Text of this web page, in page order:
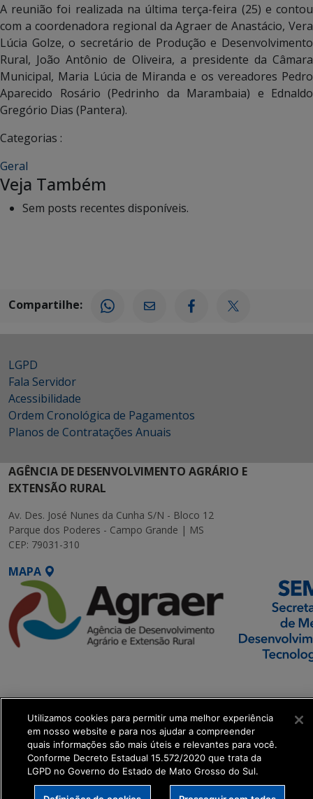
A reunião foi realizada na última terça-feira (25) e contou
com a coordenadora regional da Agraer de Anastácio, Vera
Lúcia Golze, o secretário de Produção e Desenvolvimento
Rural, João Antônio de Oliveira, a presidente da Câmara
Municipal, Maria Lúcia de Miranda e os vereadores Pedro
Aparecido Rosário (Pedrinho da Marambaia) e Ednaldo
Gregório Dias (Pantera).
Categorias :
Geral
Veja Também
Sem posts recentes disponíveis.
Compartilhe:
LGPD
Fala Servidor
Acessibilidade
Ordem Cronológica de Pagamentos
Planos de Contratações Anuais
AGÊNCIA DE DESENVOLVIMENTO AGRÁRIO E
EXTENSÃO RURAL
Av. Des. José Nunes da Cunha S/N - Bloco 12
Parque dos Poderes - Campo Grande | MS
CEP: 79031-310
MAPA
Executiva de
Transformação Digital
get_footer();
Utilizamos cookies para permitir uma melhor experiência
em nosso website e para nos ajudar a compreender
quais informações são mais úteis e relevantes para você.
Conforme Decreto Estadual 15.572/2020 que trata da
LGPD no Governo do Estado de Mato Grosso do Sul.